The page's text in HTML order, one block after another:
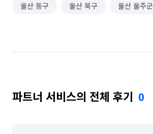
울산 동구 울산 북구 울산 울주군
파트너 서비스의 전체 후기 0